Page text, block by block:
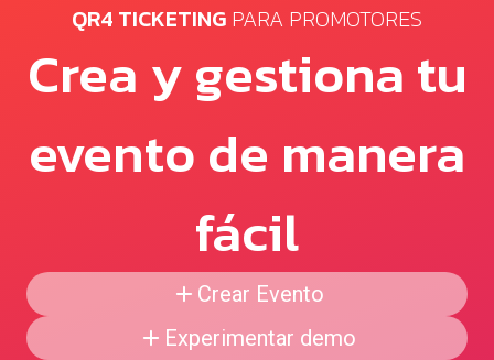
QR4 TICKETING PARA PROMOTORES
Crea y gestiona tu
evento de manera
fácil
Crear Evento
Experimentar demo